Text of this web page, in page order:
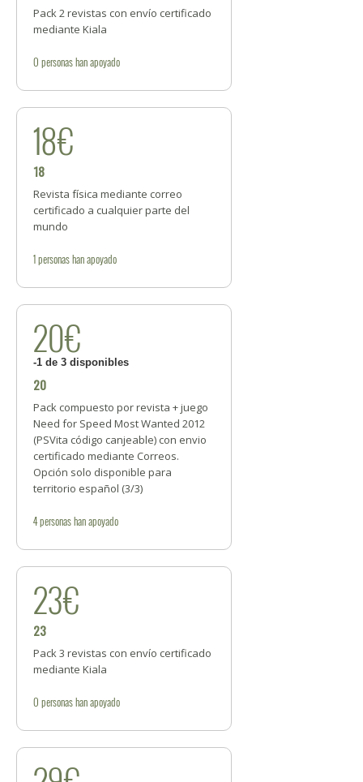
Pack 2 revistas con envío certificado
mediante Kiala
0 personashan apoyado
18€
18
Revista física mediante correo
certificado a cualquier parte del
mundo
1personashan apoyado
20€
-1 de 3 disponibles
20
Pack compuesto por revista + juego
Need for Speed Most Wanted 2012
(PSVita código canjeable) con envio
certificado mediante Correos.
Opción solo disponible para
territorio español (3/3)
4personashan apoyado
23€
23
Pack 3 revistas con envío certificado
mediante Kiala
0 personashan apoyado